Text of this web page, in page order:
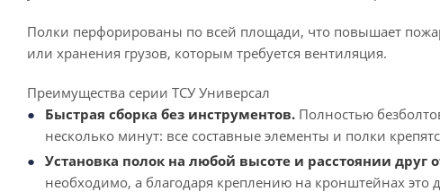
Полки перфорированы по всей площади, что повышает
или хранения грузов, которым требуется вентиляция.
Преимущества серии ТСУ Универсал
Быстрая сборка без инструментов. Полностью
несколько минут: все составные элементы и полки
Установка полок на любой высоте и расстоянии друг
необходимо, а благодаря креплению на кронштейнах это